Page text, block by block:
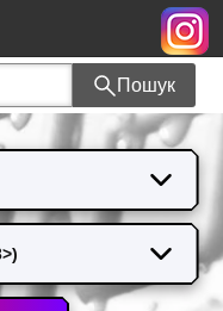
Пошук